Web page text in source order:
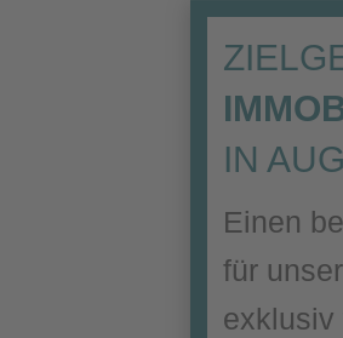
IN
Einen
für
exklusiv